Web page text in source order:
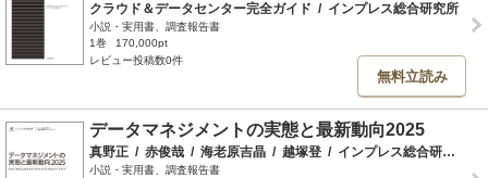
クラウド＆データセンター完全ガイド / インプレス総合研究所
小説・実用書、調査報告書
1巻
170,000pt
レビュー投稿数0件
無料立読み
データマネジメントの実態と最新動向2025
真野正 / 赤俊哉 / 海老原吉晶 / 越塚登 / インプレス総合研究所
小説・実用書、調査報告書